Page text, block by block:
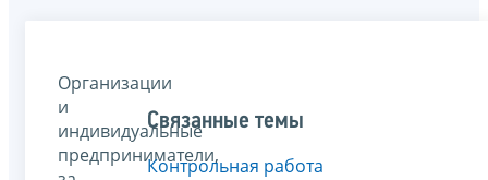
Организации
и
индивидуальные
предприниматели,
Связанные темы
Контрольная работа